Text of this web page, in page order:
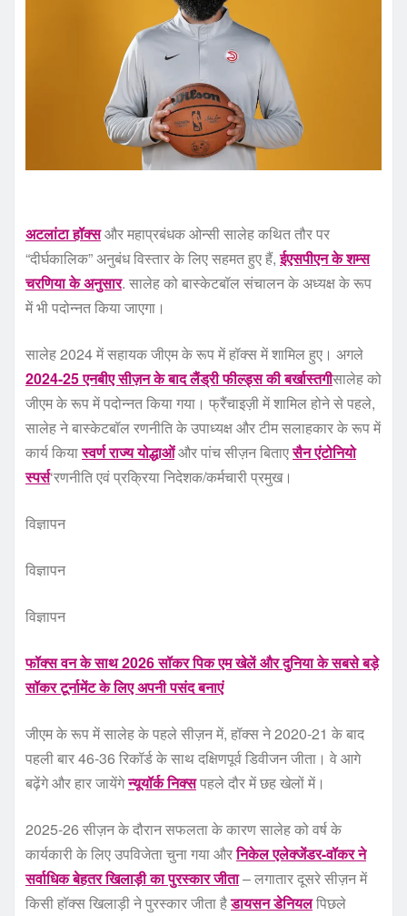
अटलांटा हॉक्सऔर महाप्रबंधक ओन्सी सालेह कथित तौर पर
“दीर्घकालिक” अनुबंध विस्तार के लिए सहमत हुए हैं,ईएसपीएन के शम्स
चरणिया के अनुसार. सालेह को बास्केटबॉल संचालन के अध्यक्ष के रूप
में भी पदोन्नत किया जाएगा।
सालेह 2024 में सहायक जीएम के रूप में हॉक्स में शामिल हुए। अगले
2024-25 एनबीए सीज़न के बाद लैंड्री फील्ड्स की बर्खास्तगीसालेह को
जीएम के रूप में पदोन्नत किया गया। फ्रैंचाइज़ी में शामिल होने से पहले,
सालेह ने बास्केटबॉल रणनीति के उपाध्यक्ष और टीम सलाहकार के रूप में
कार्य कियास्वर्ण राज्य योद्धाओंऔर पांच सीज़न बिताएसैन एंटोनियो
स्पर्स‘रणनीति एवं प्रक्रिया निदेशक/कर्मचारी प्रमुख।
विज्ञापन
विज्ञापन
विज्ञापन
फॉक्स वन के साथ 2026 सॉकर पिक एम खेलें और दुनिया के सबसे बड़े
सॉकर टूर्नामेंट के लिए अपनी पसंद बनाएं
जीएम के रूप में सालेह के पहले सीज़न में, हॉक्स ने 2020-21 के बाद
पहली बार 46-36 रिकॉर्ड के साथ दक्षिणपूर्व डिवीजन जीता। वे आगे
बढ़ेंगे और हार जायेंगेन्यूयॉर्क निक्सपहले दौर में छह खेलों में।
2025-26 सीज़न के दौरान सफलता के कारण सालेह को वर्ष के
कार्यकारी के लिए उपविजेता चुना गया औरनिकेल एलेक्जेंडर-वॉकर ने
सर्वाधिक बेहतर खिलाड़ी का पुरस्कार जीता– लगातार दूसरे सीज़न में
किसी हॉक्स खिलाड़ी ने पुरस्कार जीता हैडायसन डेनियलपिछले